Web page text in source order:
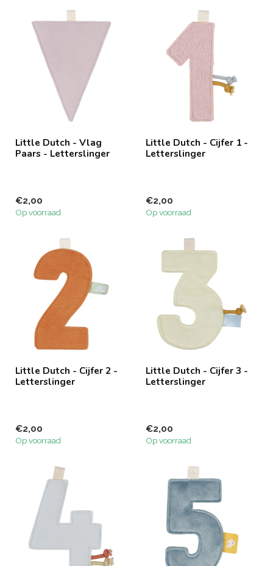
Little Dutch - Vlag
Paars - Letterslinger
€2,00
Op voorraad
Little Dutch - Cijfer 1 -
Letterslinger
€2,00
Op voorraad
Little Dutch - Cijfer 2 -
Letterslinger
€2,00
Op voorraad
Little Dutch - Cijfer 3 -
Letterslinger
€2,00
Op voorraad